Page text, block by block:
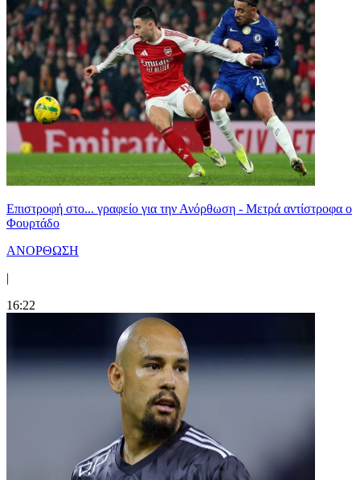
Επιστροφή στο... γραφείο για την Ανόρθωση - Μετρά αντίστροφα ο
Φουρτάδο
ΑΝΟΡΘΩΣΗ
|
16:22